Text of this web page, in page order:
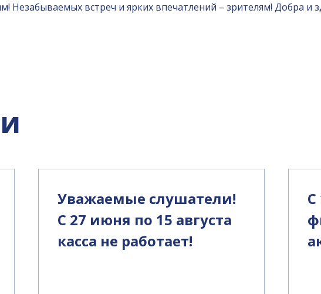
Незабываемых встреч и ярких впечатлений – зрителям! Добра и
Уважаемые слушатели!
С 27 июня по 15 августа
касса не работает!
С